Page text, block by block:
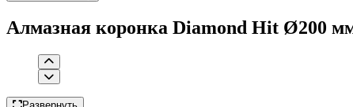
Алмазная коронка Diamond Hit Ø200